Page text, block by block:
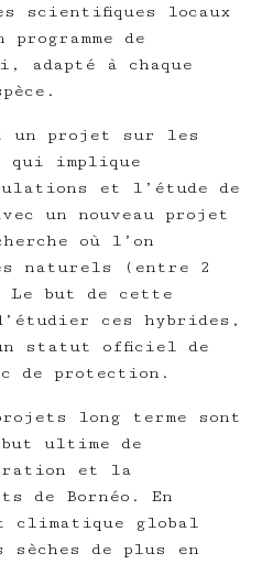
scientifiques locaux
de
adapté à chaque
un projet sur les
qui implique
et l’étude de
un nouveau projet
où l’on
naturels (entre 2
Le but de cette
ces hybrides,
statut officiel de
de protection.
long terme sont
ultime de
et la
de Bornéo. En
climatique global
sèches de plus en